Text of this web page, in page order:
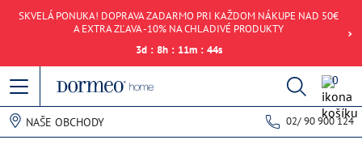
SKVELÁ PONUKA! DOPRAVA ZADARMO PRI KAŽDOM NÁKUPE NAD 50€
A EXTRA ZĽAVA -10% NA CHLADIVÉ PRODUKTY
3d : 8h : 11m : 44s
0
NAŠE OBCHODY 02/ 90 900 124